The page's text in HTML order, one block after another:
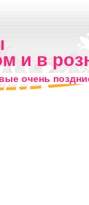
и в
очень